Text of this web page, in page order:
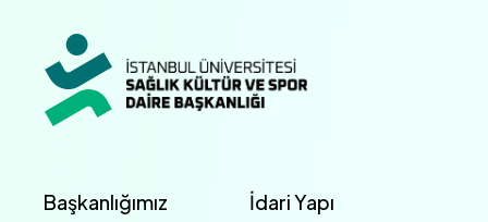
Başkanlığımız İdari Yapı